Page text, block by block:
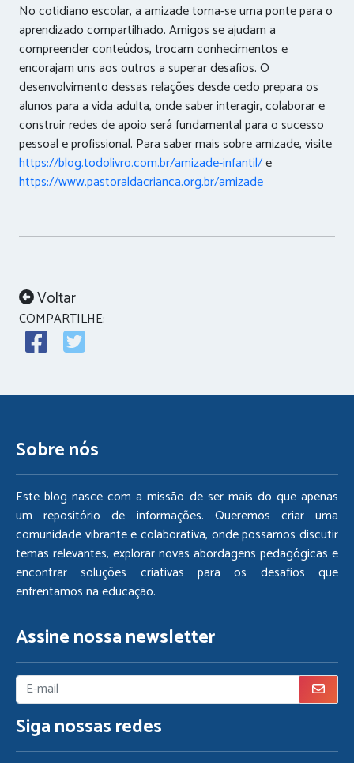
No cotidiano escolar, a amizade torna-se uma ponte para o
aprendizado compartilhado. Amigos se ajudam a
compreender conteúdos, trocam conhecimentos e
encorajam uns aos outros a superar desafios. O
desenvolvimento dessas relações desde cedo prepara os
alunos para a vida adulta, onde saber interagir, colaborar e
construir redes de apoio será fundamental para o sucesso
pessoal e profissional. Para saber mais sobre amizade, visite
https://blog.todolivro.com.br/amizade-infantil/e
https://www.pastoraldacrianca.org.br/amizade
Voltar
COMPARTILHE:
Sobre nós
Este blog nasce com a missão de ser mais do que apenas
um repositório de informações. Queremos criar uma
comunidade vibrante e colaborativa, onde possamos discutir
temas relevantes, explorar novas abordagens pedagógicas e
encontrar soluções criativas para os desafios que
enfrentamos na educação.
Assine nossa newsletter
Siga nossas redes